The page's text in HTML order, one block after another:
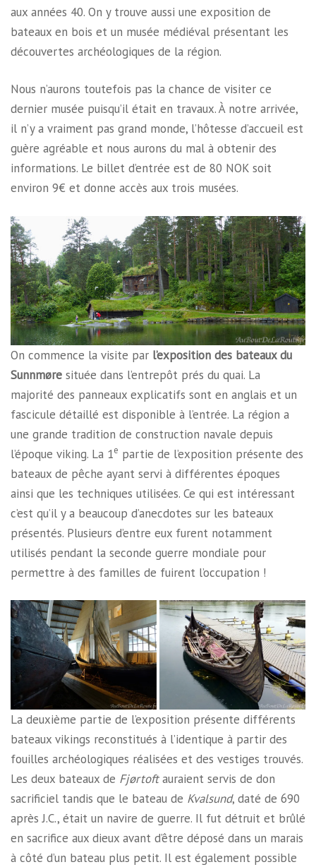
aux années 40. On y trouve aussi une exposition de
bateaux en bois et un musée médiéval présentant les
découvertes archéologiques de la région.
Nous n’aurons toutefois pas la chance de visiter ce
dernier musée puisqu’il était en travaux. À notre arrivée,
il n’y a vraiment pas grand monde, l’hôtesse d’accueil est
guère agréable et nous aurons du mal à obtenir des
informations. Le billet d’entrée est de 80 NOK soit
environ 9€ et donne accès aux trois musées.
On commence la visite par l’exposition des bateaux du
Sunnmøre située dans l’entrepôt prés du quai. La
majorité des panneaux explicatifs sont en anglais et un
fascicule détaillé est disponible à l’entrée. La région a
une grande tradition de construction navale depuis
l’époque viking. La 1e partie de l’exposition présente des
bateaux de pêche ayant servi à différentes époques
ainsi que les techniques utilisées. Ce qui est intéressant
c’est qu’il y a beaucoup d’anecdotes sur les bateaux
présentés. Plusieurs d’entre eux furent notamment
utilisés pendant la seconde guerre mondiale pour
permettre à des familles de fuirent l’occupation !
La deuxième partie de l’exposition présente différents
bateaux vikings reconstitués à l’identique à partir des
fouilles archéologiques réalisées et des vestiges trouvés.
Les deux bateaux de Fjørtoftauraient servis de don
sacrificiel tandis que le bateau de Kvalsund, daté de 690
après J.C., était un navire de guerre. Il fut détruit et brûlé
en sacrifice aux dieux avant d’être déposé dans un marais
à côté d’un bateau plus petit. Il est également possible